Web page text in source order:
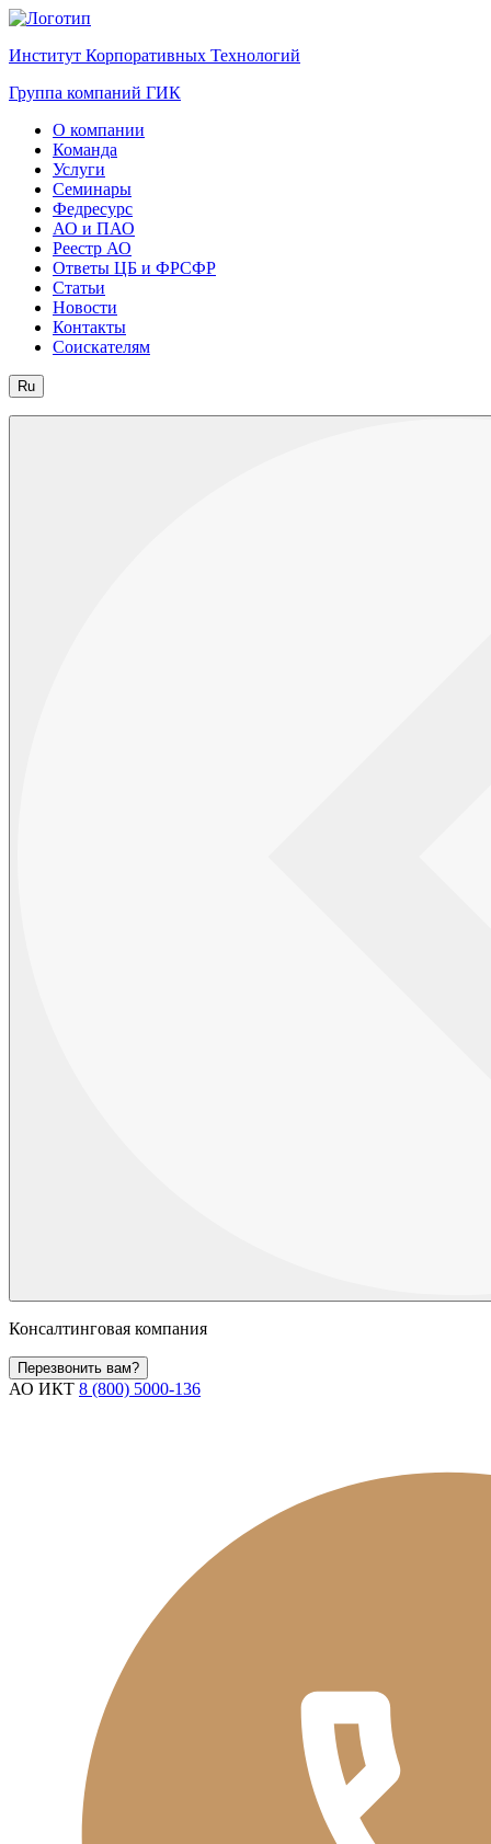
Институт Корпоративных Технологий
Группа компаний ГИК
О компании
Команда
Услуги
Семинары
Федресурс
АО и ПАО
Реестр АО
Ответы ЦБ и ФРСФР
Статьи
Новости
Контакты
Соискателям
Ru
Консалтинговая компания
Перезвонить вам?
АО ИКТ 8 (800) 5000-136